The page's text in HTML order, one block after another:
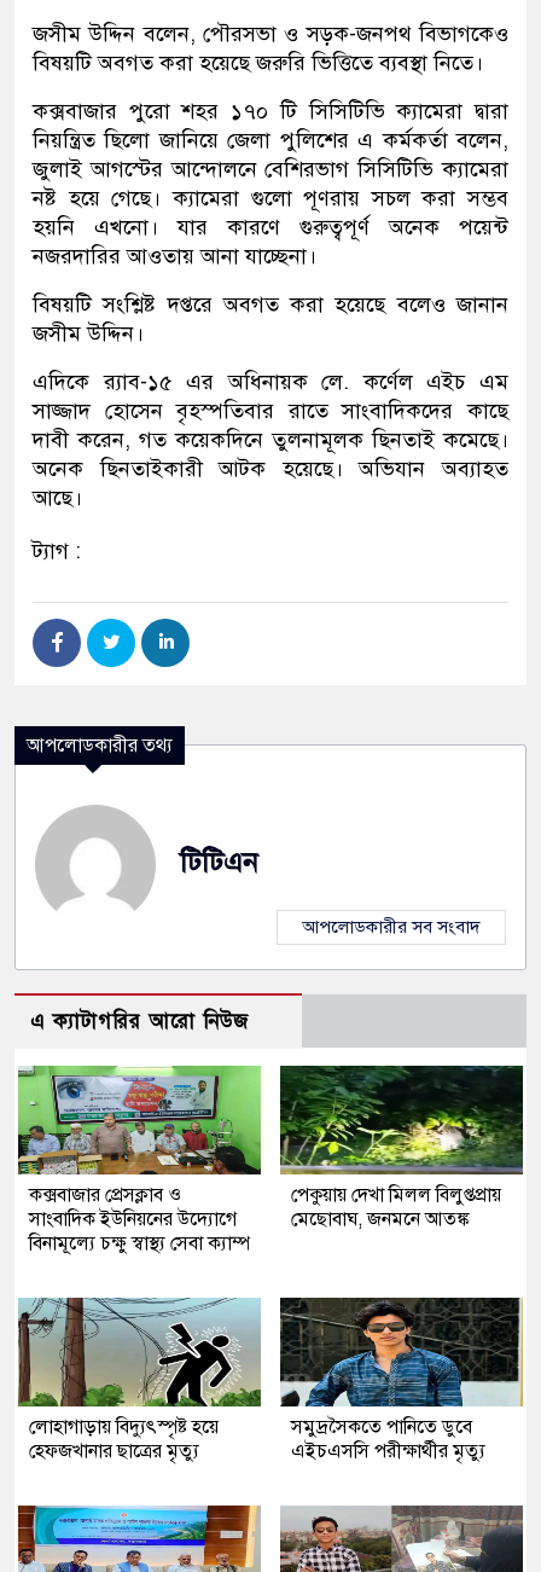
জসীম উদ্দিন বলেন, পৌরসভা ও সড়ক-জনপথ বিভাগকেও
বিষয়টি অবগত করা হয়েছে জরুরি ভিত্তিতে ব্যবস্থা নিতে।
কক্সবাজার পুরো শহর ১৭০ টি সিসিটিভি ক্যামেরা দ্বারা
নিয়ন্ত্রিত ছিলো জানিয়ে জেলা পুলিশের এ কর্মকর্তা বলেন,
জুলাই আগস্টের আন্দোলনে বেশিরভাগ সিসিটিভি ক্যামেরা
নষ্ট হয়ে গেছে। ক্যামেরা গুলো পূণরায় সচল করা সম্ভব
হয়নি এখনো। যার কারণে গুরুত্বপূর্ণ অনেক পয়েন্ট
নজরদারির আওতায় আনা যাচ্ছেনা।
বিষয়টি সংশ্লিষ্ট দপ্তরে অবগত করা হয়েছে বলেও জানান
জসীম উদ্দিন।
এদিকে র‍্যাব-১৫ এর অধিনায়ক লে. কর্ণেল এইচ এম
সাজ্জাদ হোসেন বৃহস্পতিবার রাতে সাংবাদিকদের কাছে
দাবী করেন, গত কয়েকদিনে তুলনামূলক ছিনতাই কমেছে।
অনেক ছিনতাইকারী আটক হয়েছে। অভিযান অব্যাহত
আছে।
ট্যাগ :
আপলোডকারীর তথ্য
টিটিএন
আপলোডকারীর সব সংবাদ
এ ক্যাটাগরির আরো নিউজ
কক্সবাজার প্রেসক্লাব ও
সাংবাদিক ইউনিয়নের উদ্যোগে
বিনামূল্যে চক্ষু স্বাস্থ্য সেবা ক্যাম্প
পেকুয়ায় দেখা মিলল বিলুপ্তপ্রায়
মেছোবাঘ, জনমনে আতঙ্ক
লোহাগাড়ায় বিদ্যুৎস্পৃষ্ট হয়ে
হেফজখানার ছাত্রের মৃত্যু
সমুদ্রসৈকতে পানিতে ডুবে
এইচএসসি পরীক্ষার্থীর মৃত্যু